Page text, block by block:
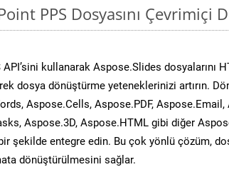
PPS Dosyasını Çevrimiçi
API’sini kullanarak Aspose.Slides dosyalarını
dosya dönüştürme yeteneklerinizi artırın.
Aspose.Cells, Aspose.PDF,
Aspose.3D, Aspose.HTML gibi diğer
şekilde entegre edin. Bu çok yönlü çözüm,
dönüştürülmesini sağlar.